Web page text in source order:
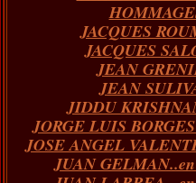
JACQUES
JACQUES
JEAN
JEAN
JIDDU
JORGE LUIS
JOSE ANGEL
JUAN